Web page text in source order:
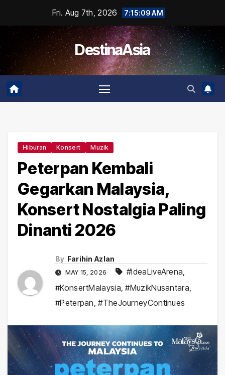
content
Fri. Aug 7th, 2026 7:15:09 AM
DestinaAsia
Hiburan Konsert Muzik
Peterpan Kembali
Gegarkan Malaysia,
Konsert Nostalgia Paling
Dinanti 2026
By Farihin Azlan
MAY 15, 2026 #IdeaLiveArena,
#KonsertMalaysia,#MuzikNusantara,
#Peterpan,#TheJourneyContinues